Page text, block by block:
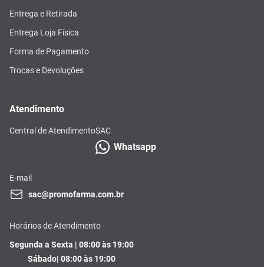
Entrega e Retirada
Entrega Loja Física
Forma de Pagamento
Trocas e Devoluções
Atendimento
Central de AtendimentoSAC
Whatsapp
E-mail
sac@promofarma.com.br
Horários de Atendimento
Segunda a Sexta | 08:00 às 19:00
Sábado| 08:00 às 19:00